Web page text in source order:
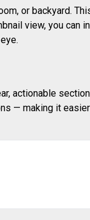
or backyard.
view, you can
actionable
— making it